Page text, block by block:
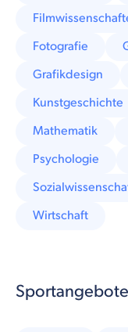
Fotografie
Grafikdesign
Kunstgeschichte
Mathematik
Psychologie
Wirtschaft
Sportangebote